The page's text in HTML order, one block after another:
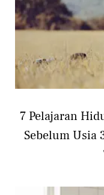
7 Pelajaran
Sebelum Usia